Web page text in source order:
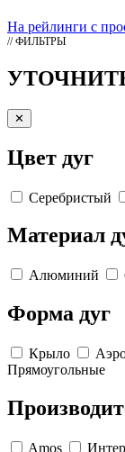
На рейлинги с
// ФИЛЬТРЫ
✕
Цвет дуг
Серебристый
Материал
Алюминий
Форма дуг
Крыло
Прямоугольные
Amos Интер